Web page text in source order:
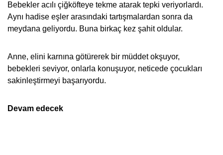
Bebekler acılı çiğköfteye tekme atarak tepki veriyorlardı.
Aynı hadise eşler arasındaki tartışmalardan sonra da
meydana geliyordu. Buna birkaç kez şahit oldular.
Anne, elini karnına götürerek bir müddet okşuyor,
bebekleri seviyor, onlarla konuşuyor, neticede çocukları
sakinleştirmeyi başarıyordu.
Devam edecek